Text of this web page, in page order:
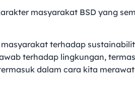
masyarakat BSD yang
terhadap
terhadap lingkungan,
dalam cara kita